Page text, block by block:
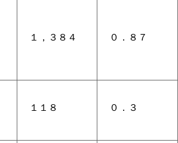
１，３８４ ０．８７
１１８ ０．３